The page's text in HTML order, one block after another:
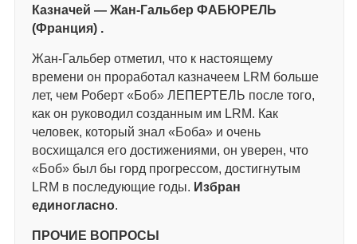
Казначей — Жан-Гальбер ФАБЮРЕЛЬ
(Франция) .
Жан-Гальбер отметил, что к настоящему
времени он проработал казначеем LRM больше
лет, чем Роберт «Боб» ЛЕПЕРТЕЛЬ после того,
как он руководил созданным им LRM. Как
человек, который знал «Боба» и очень
восхищался его достижениями, он уверен, что
«Боб» был бы горд прогрессом, достигнутым
LRM в последующие годы. Избран
единогласно.
ПРОЧИЕ ВОПРОСЫ